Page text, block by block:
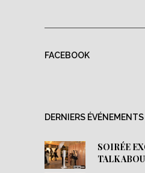
FACEBOOK
DERNIERS ÉVÉNEMENTS
SOIRÉE
TALK